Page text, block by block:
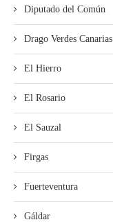
Diputado del Común
Drago Verdes Canarias
El Hierro
El Rosario
El Sauzal
Firgas
Fuerteventura
Gáldar